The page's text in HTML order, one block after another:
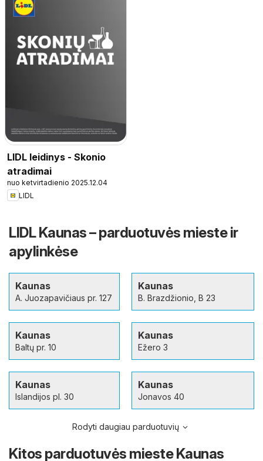
LIDL leidinys - Skonio
atradimai
nuo ketvirtadienio 2025.12.04
LIDL
LIDL Kaunas – parduotuvės mieste ir
apylinkėse
Kaunas
A. Juozapavičiaus pr. 127
Kaunas
B. Brazdžionio, B 23
Kaunas
Baltų pr. 10
Kaunas
Ežero 3
Kaunas
Islandijos pl. 30
Kaunas
Jonavos 40
Rodyti daugiau parduotuvių
Kitos parduotuvės mieste Kaunas